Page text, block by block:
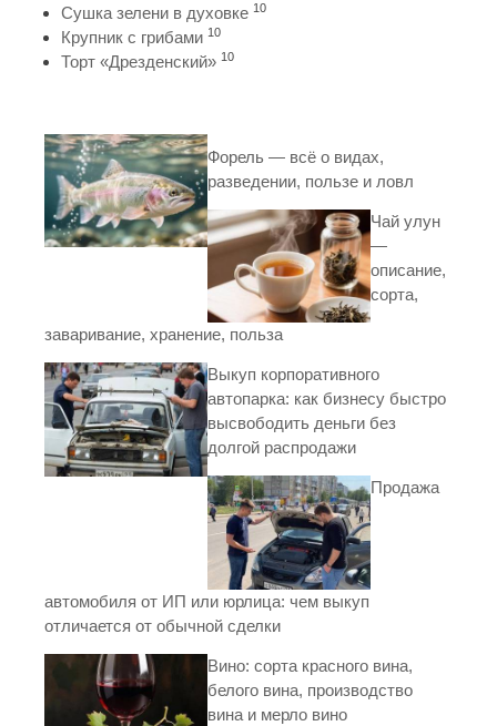
Сушка зелени в духовке 10
Крупник с грибами 10
Торт «Дрезденский» 10
Форель — всё о видах,
разведении, пользе и ловл
Чай улун
—
описание,
сорта,
заваривание, хранение, польза
Выкуп корпоративного
автопарка: как бизнесу быстро
высвободить деньги без
долгой распродажи
Продажа
автомобиля от ИП или юрлица: чем выкуп
отличается от обычной сделки
Вино: сорта красного вина,
белого вина, производство
вина и мерло вино